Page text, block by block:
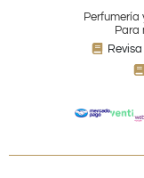
Perfumería
Para